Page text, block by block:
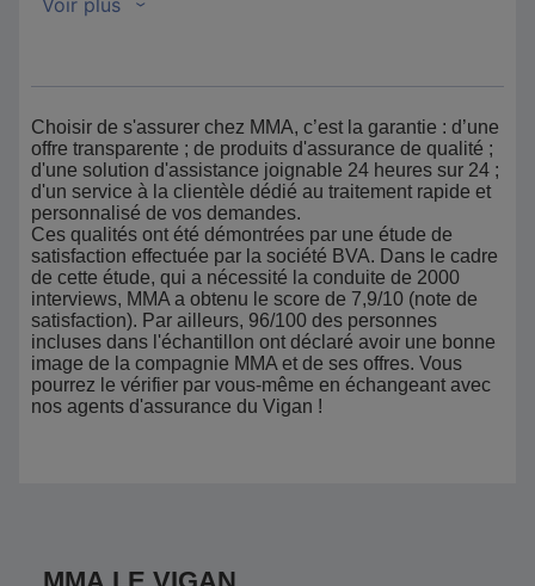
Choisir de s'assurer chez MMA, c’est la garantie : d’une
offre transparente ; de produits d'assurance de qualité ;
d'une solution d'assistance joignable 24 heures sur 24 ;
d'un service à la clientèle dédié au traitement rapide et
personnalisé de vos demandes.
Ces qualités ont été démontrées par une étude de
satisfaction effectuée par la société BVA. Dans le cadre
de cette étude, qui a nécessité la conduite de 2000
interviews, MMA a obtenu le score de 7,9/10 (note de
satisfaction). Par ailleurs, 96/100 des personnes
incluses dans l'échantillon ont déclaré avoir une bonne
image de la compagnie MMA et de ses offres. Vous
pourrez le vérifier par vous-même en échangeant avec
nos agents d'assurance du Vigan !